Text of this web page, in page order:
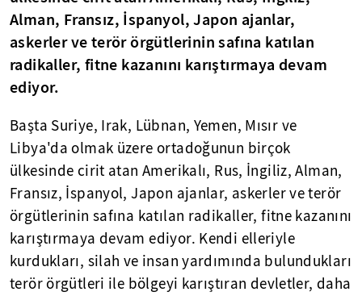
Alman, Fransız, İspanyol, Japon ajanlar,
askerler ve terör örgütlerinin safına katılan
radikaller, fitne kazanını karıştırmaya devam
ediyor.
Başta Suriye, Irak, Lübnan, Yemen, Mısır ve
Libya'da olmak üzere ortadoğunun birçok
ülkesinde cirit atan Amerikalı, Rus, İngiliz, Alman,
Fransız, İspanyol, Japon ajanlar, askerler ve terör
örgütlerinin safına katılan radikaller, fitne kazanını
karıştırmaya devam ediyor. Kendi elleriyle
kurdukları, silah ve insan yardımında bulundukları
terör örgütleri ile bölgeyi karıştıran devletler, daha